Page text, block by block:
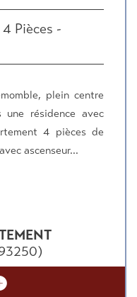
Pièces -
plein centre
résidence avec
4 pièces de
ascenseur...